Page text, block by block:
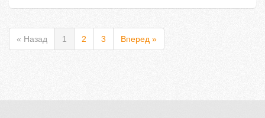
« Назад 1 2 3 Вперед »